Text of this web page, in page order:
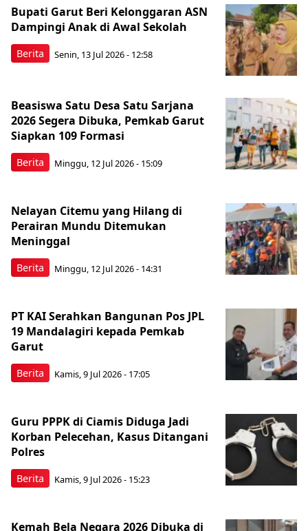
Berita
Bupati Garut Beri Kelonggaran ASN
Dampingi Anak di Awal Sekolah
Senin, 13 Jul 2026 - 12:58
Berita
Beasiswa Satu Desa Satu Sarjana
2026 Segera Dibuka, Pemkab Garut
Siapkan 109 Formasi
Minggu, 12 Jul 2026 - 15:09
Berita
Nelayan Citemu yang Hilang di
Perairan Mundu Ditemukan
Meninggal
Minggu, 12 Jul 2026 - 14:31
Berita
PT KAI Serahkan Bangunan Pos JPL
19 Mandalagiri kepada Pemkab
Garut
Kamis, 9 Jul 2026 - 17:05
Berita
Guru PPPK di Ciamis Diduga Jadi
Korban Pelecehan, Kasus Ditangani
Polres
Kamis, 9 Jul 2026 - 15:23
Kemah Bela Negara 2026 Dibuka di